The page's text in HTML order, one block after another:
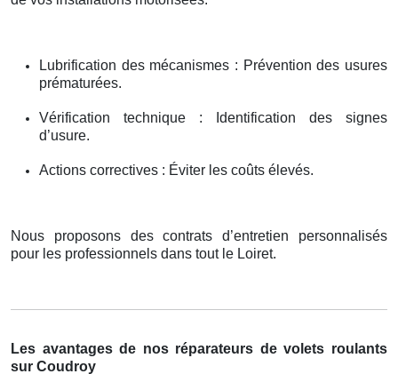
Lubrification des mécanismes : Prévention des usures
prématurées.
Vérification technique : Identification des signes
d’usure.
Actions correctives : Éviter les coûts élevés.
Nous proposons des contrats d’entretien personnalisés
pour les professionnels dans tout le Loiret.
Les avantages de nos réparateurs de volets roulants
sur Coudroy